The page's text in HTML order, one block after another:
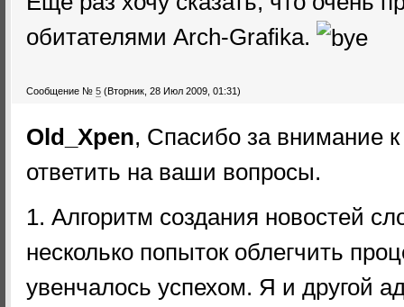
обитателями Arch-Grafika.
Сообщение № 5 (Вторник, 28 Июл 2009, 01:31)
Old_Xpen, Спасибо за внимание
ответить на ваши вопросы.
1. Алгоритм создания новостей
несколько попыток облегчить
увенчалось успехом. Я и другой